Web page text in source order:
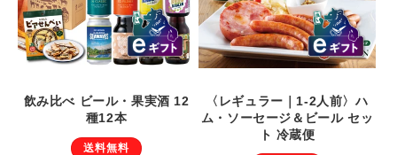
飲み比べ ビール・果実酒 12
種12本
送料無料
〈レギュラー｜1-2人前〉ハ
ム・ソーセージ＆ビール セッ
ト 冷蔵便